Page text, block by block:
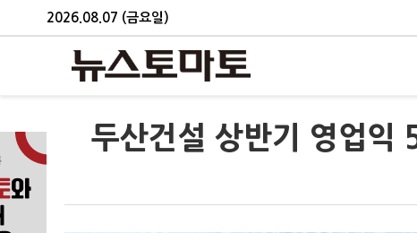
2026.08.07 (금요일)
두산건설 상반기 영업